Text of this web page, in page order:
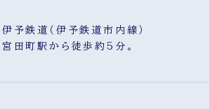
伊予鉄道（伊予鉄道市内線）
宮田町駅から徒歩約5分。